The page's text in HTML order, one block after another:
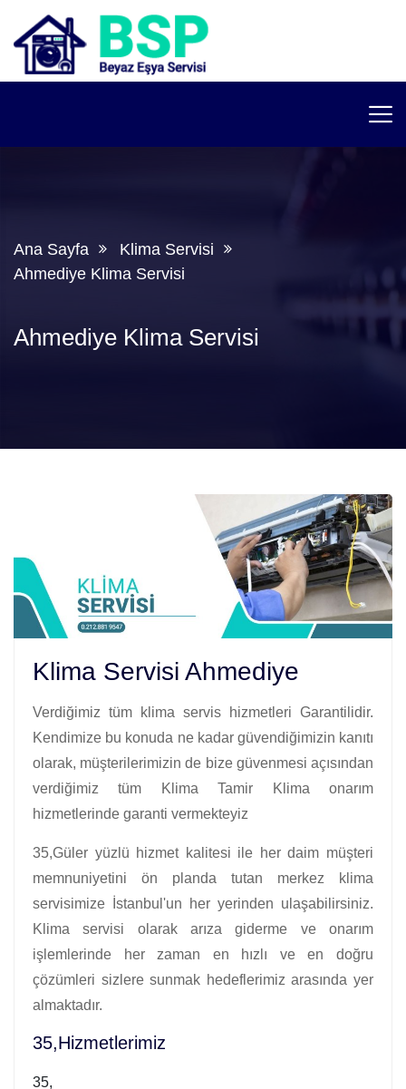
Ana Sayfa
Klima Servisi
Ahmediye Klima Servisi
Ahmediye Klima Servisi
Klima Servisi Ahmediye
Verdiğimiz tüm klima servis hizmetleri Garantilidir.
Kendimize bu konuda ne kadar güvendiğimizin kanıtı
olarak, müşterilerimizin de bize güvenmesi açısından
verdiğimiz tüm Klima Tamir Klima onarım
hizmetlerinde garanti vermekteyiz
35,Güler yüzlü hizmet kalitesi ile her daim müşteri
memnuniyetini ön planda tutan merkez klima
servisimize İstanbul'un her yerinden ulaşabilirsiniz.
Klima servisi olarak arıza giderme ve onarım
işlemlerinde her zaman en hızlı ve en doğru
çözümleri sizlere sunmak hedeflerimiz arasında yer
almaktadır.
35,Hizmetlerimiz
35,